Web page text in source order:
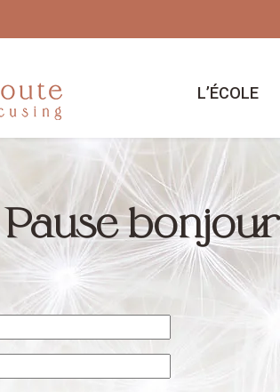
L’ÉCOLE
bonjour